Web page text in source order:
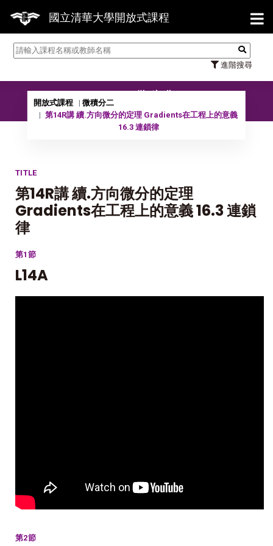
國立清華大學開放式課程
進階搜尋
【
09902 微積分二
開放式課程
微積分二
第14R講 續.方向微分的定理 Gradients在工程上的意義
16.3 連鎖律
TITLE
第14R講 續.方向微分的定理
Gradients在工程上的意義 16.3 連鎖
律
第1節
L14A
第2節